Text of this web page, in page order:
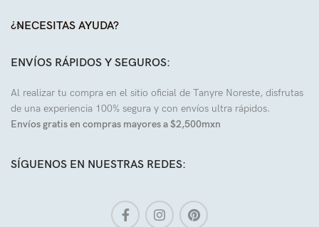
¿NECESITAS AYUDA?
ENVÍOS RÁPIDOS Y SEGUROS:
Al realizar tu compra en el sitio oficial de Tanyre Noreste, disfrutas
de una experiencia 100% segura y con envíos ultra rápidos.
Envíos gratis en compras mayores a $2,500mxn
SÍGUENOS EN NUESTRAS REDES: